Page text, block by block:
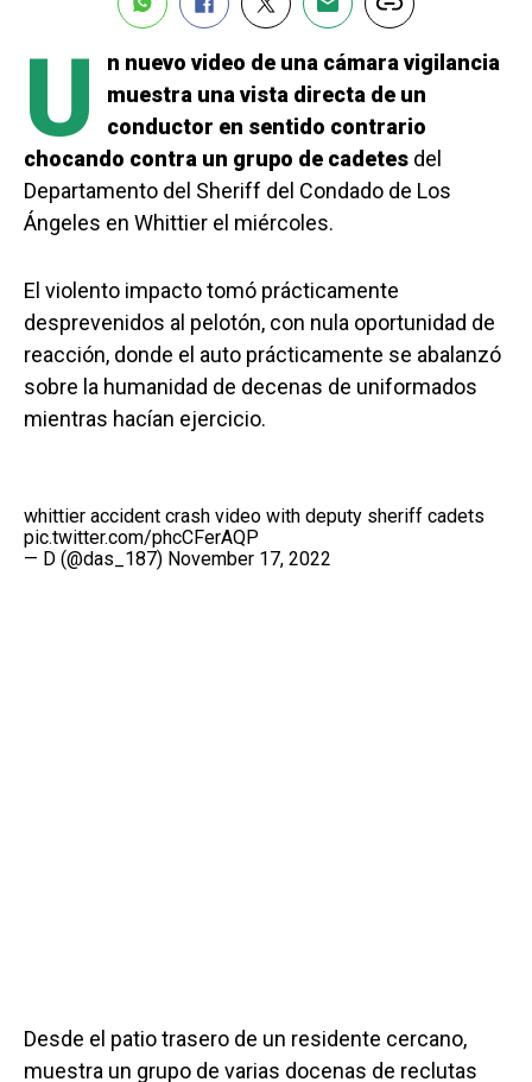
U
n nuevo video de una cámara vigilancia
muestra una vista directa de un
conductor en sentido contrario
chocando contra un grupo de cadetes del
Departamento del Sheriff del Condado de Los
Ángeles en Whittier el miércoles.
El violento impacto tomó prácticamente
desprevenidos al pelotón, con nula oportunidad de
reacción, donde el auto prácticamente se abalanzó
sobre la humanidad de decenas de uniformados
mientras hacían ejercicio.
whittier accident crash video with deputy sheriff cadets
pic.twitter.com/phcCFerAQP
— D (@das_187) November 17, 2022
Desde el patio trasero de un residente cercano,
muestra un grupo de varias docenas de reclutas